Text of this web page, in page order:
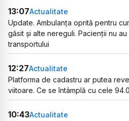
13:07Actualitate
Update. Ambulanța oprită pentru
găsit și alte nereguli. Pacienții nu
transportului
12:27Actualitate
Platforma de cadastru ar putea
viitoare. Ce se întâmplă cu cele
10:43Actualitate